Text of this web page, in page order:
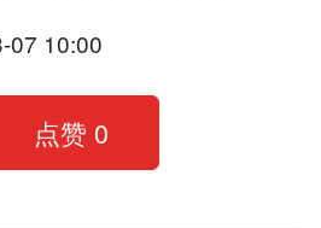
07 10:00
点赞 0